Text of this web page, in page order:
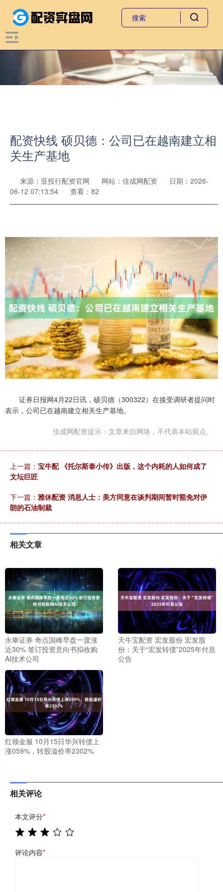
配资快线 硕贝德：公司已在越南建立相
关生产基地
来源：亚投行配资官网 网站：佳成网配资
日期：2026-
06-12 07:13:54
查看：82
证券日报网4月22日讯，硕贝德（300322）在接受调研者提问时
表示，公司已在越南建立相关生产基地。
佳成网配资提示：文章来自网络，不代表本站观点。
上一篇： 宝牛配 《托尔斯泰小传》出版，这个内耗的人如何成了
文坛巨匠
下一篇： 雅休配资 消息人士：美方同意在谈判期间暂时豁免对伊
朗的石油制裁
相关文章
永崋证券 奇点国峰早盘一度涨
近30% 签订投资意向书拟收购
AI技术公司
天牛宝配资 宏发股份 宏发股
份：关于“宏发转债”2025年付息
公告
红领金服 10月15日华兴转债上
涨059%，转股溢价率2302%
相关评论
本文评分*
评论内容*